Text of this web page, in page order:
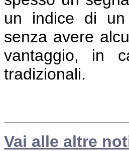
un indice di un
senza avere
vantaggio, in
tradizionali.
Vai alle altre